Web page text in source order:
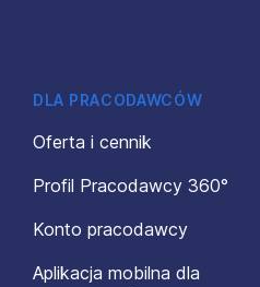
DLA PRACODAWCÓW
Oferta i cennik
Profil Pracodawcy 360°
Konto pracodawcy
Aplikacja mobilna dla